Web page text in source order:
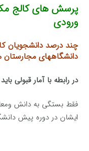
پرسش های کالج مک
ورودی
چند درصد دانشجویان
دانشگاههای
در رابطه با آمار قبولی
فقط بستگی به دانش
ایشان در دوره پیش